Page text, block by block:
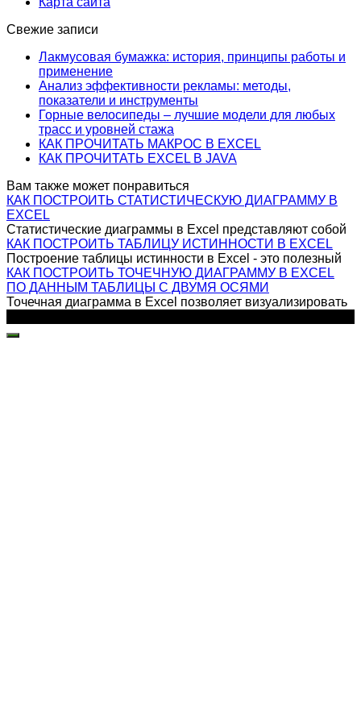
Свежие записи
Лакмусовая бумажка: история, принципы работы и
применение
Анализ эффективности рекламы: методы,
показатели и инструменты
Горные велосипеды – лучшие модели для любых
трасс и уровней стажа
КАК ПРОЧИТАТЬ МАКРОС В EXCEL
КАК ПРОЧИТАТЬ EXCEL В JAVA
Вам также может понравиться
КАК ПОСТРОИТЬ СТАТИСТИЧЕСКУЮ ДИАГРАММУ В
EXCEL
Статистические диаграммы в Excel представляют собой
КАК ПОСТРОИТЬ ТАБЛИЦУ ИСТИННОСТИ В EXCEL
Построение таблицы истинности в Excel - это полезный
КАК ПОСТРОИТЬ ТОЧЕЧНУЮ ДИАГРАММУ В EXCEL
ПО ДАННЫМ ТАБЛИЦЫ С ДВУМЯ ОСЯМИ
Точечная диаграмма в Excel позволяет визуализировать